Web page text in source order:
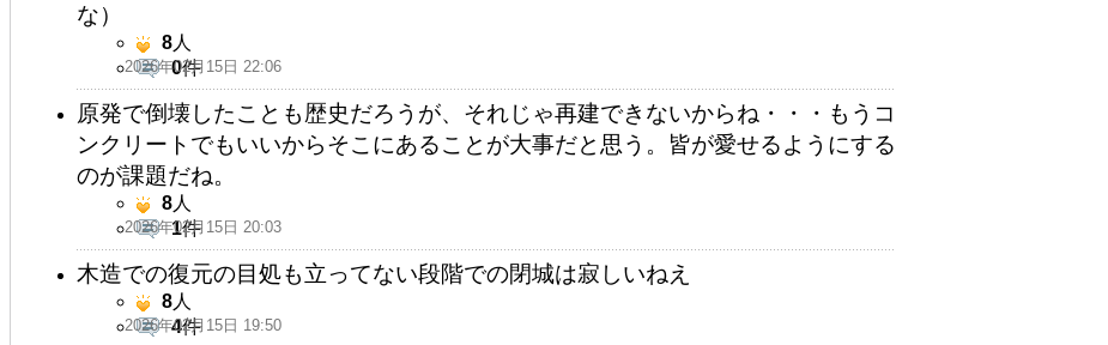
な）
2026年02月15日 22:06
8人
0件
原発で倒壊したことも歴史だろうが、それじゃ再建できないからね・・・もうコ
ンクリートでもいいからそこにあることが大事だと思う。皆が愛せるようにする
のが課題だね。
2026年02月15日 20:03
8人
1件
木造での復元の目処も立ってない段階での閉城は寂しいねえ
2026年02月15日 19:50
8人
4件